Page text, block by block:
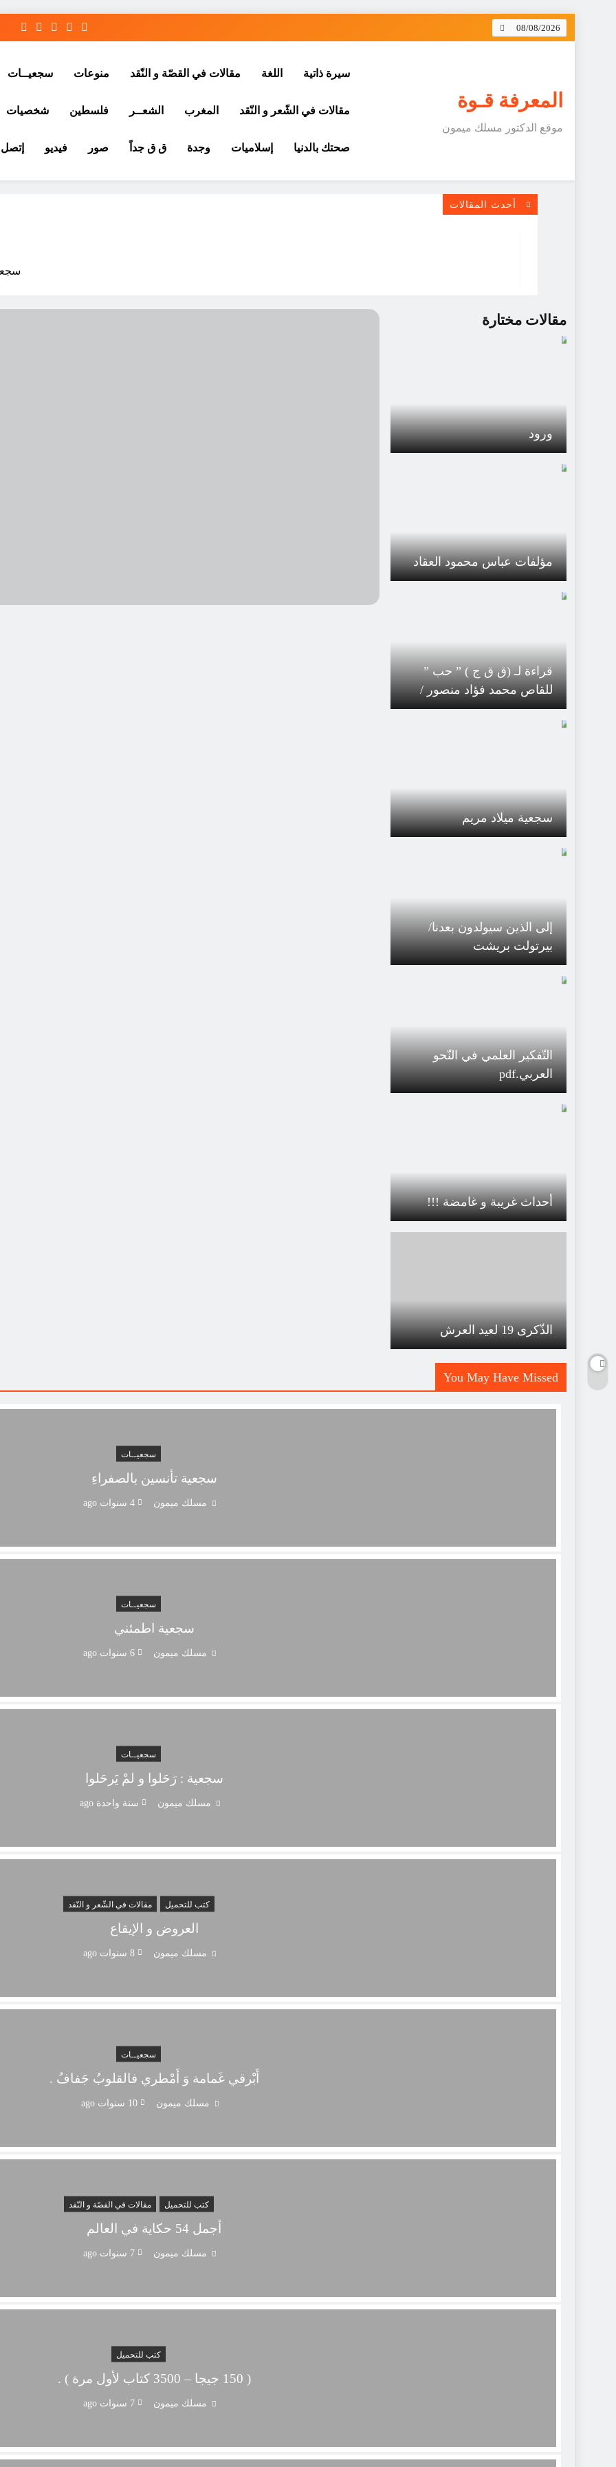
Skip
08/08/2026
المعرفة قـوة
موقع الدكتور مسلك ميمون
سيرة ذاتية اللغة مقالات في القصّة و النّقد منوعات سجعيــات
مقالات في الشّعر و النّقد المغرب الشعــر فلسطين شخصيات
صحتك بالدنيا إسلاميات وجدة ق ق جداً صور فيديو إتصل
أحدث المقالات
تزأر مقالات مختارة
ورود
مؤلفات عباس محمود العقاد
قراءة لـ (ق ق ج ) ” حب ”
للقاص محمد فؤاد منصور /
مصر
سجعية ميلاد مريم
إلى الذين سيولدون بعدنا/
بيرتولت بريشت
التّفكير العلمي في النّحو
العربي.pdf
أحداث غريبة و غامضة !!!
الذّكرى 19 لعيد العرش
You May Have Missed
سجعيــات
سجعية تأنسين بالصفراءِ
مسلك ميمون 4 سنوات ago
سجعيــات
سجعية اطمئني
مسلك ميمون 6 سنوات ago
سجعيــات
سجعية : رَحَلوا و لمْ يَرحَلوا
مسلك ميمون سنة واحدة ago
كتب للتحميل مقالات في الشّعر و النّقد
العروض و الإيقاع
مسلك ميمون 8 سنوات ago
سجعيــات
أَبْرقي غَمامة وَ أَمْطري فالقلوبُ جَفافُ .
مسلك ميمون 10 سنوات ago
كتب للتحميل مقالات في القصّة و النّقد
أجمل 54 حكاية في العالم
مسلك ميمون 7 سنوات ago
كتب للتحميل
( 150 جيجا – 3500 كتاب لأول مرة ) .
مسلك ميمون 7 سنوات ago